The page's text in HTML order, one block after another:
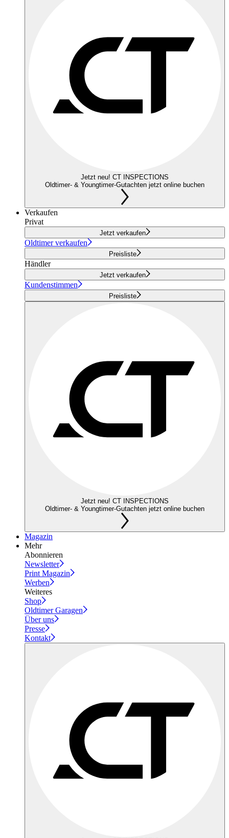
Jetzt neu! CT INSPECTIONS
Oldtimer- & Youngtimer-Gutachten jetzt online buchen
Verkaufen
Privat
Jetzt verkaufen
Oldtimer verkaufen
Preisliste
Händler
Jetzt verkaufen
Kundenstimmen
Preisliste
Jetzt neu! CT INSPECTIONS
Oldtimer- & Youngtimer-Gutachten jetzt online buchen
Magazin
Mehr
Abonnieren
Newsletter
Print Magazin
Werben
Weiteres
Shop
Oldtimer Garagen
Über uns
Presse
Kontakt